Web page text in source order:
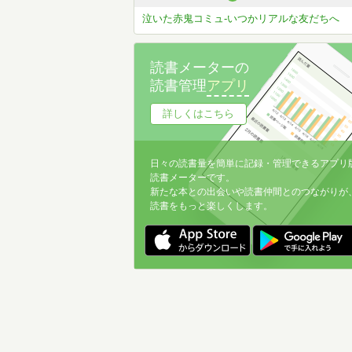
泣いた赤鬼コミュ-いつかリアルな友だちへ
読書メーターの
読書管理アプリ
詳しくはこちら
日々の読書量を簡単に記録・管理できるアプリ
読書メーターです。
新たな本との出会いや読書仲間とのつながりが
読書をもっと楽しくします。